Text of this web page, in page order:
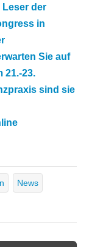
Leser der
in
Sie auf
21.-23.
sind sie
News